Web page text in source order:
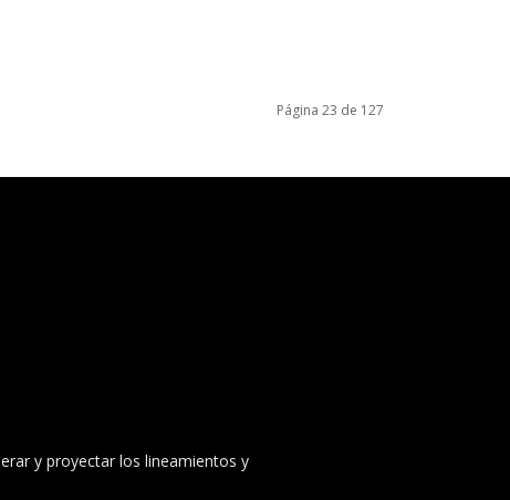
Página 23 de 127
y proyectar los lineamientos y